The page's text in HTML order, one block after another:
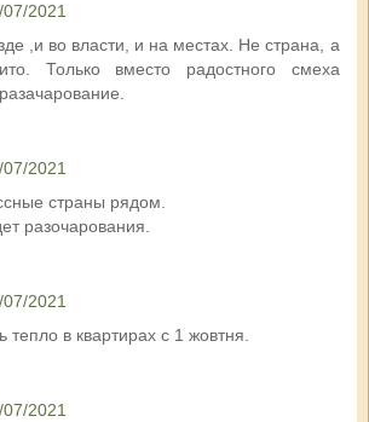
07/2021
,и во власти, и на местах. Не страна, а
Только вместо радостного смеха
07/2021
страны рядом.
разочарования.
07/2021
тепло в квартирах с 1 жовтня.
07/2021